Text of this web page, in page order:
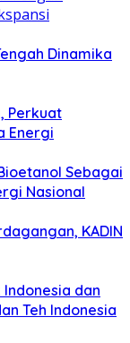
Dinamika
Perkuat
Energi
Sebagai
Nasional
KADIN
dan
Teh Indonesia